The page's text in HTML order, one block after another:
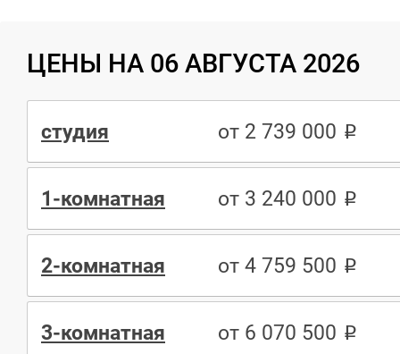
ЦЕНЫ НА 06 АВГУСТА 2026
студия от 2 739 000
1-комнатная от 3 240 000
2-комнатная от 4 759 500
3-комнатная от 6 070 500